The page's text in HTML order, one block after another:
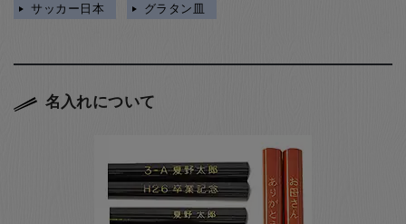
サッカー日本
グラタン皿
名入れについて